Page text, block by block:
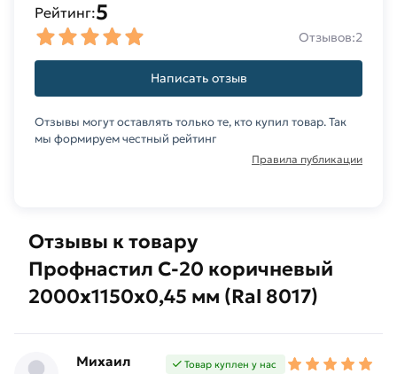
Отзывы к товару
Профнастил С-20 коричневый
2000х1150х0,45 мм (Ral 8017)
Михаил Товар куплен у нас
Рейтинг:5
Отзывов:2
Написать отзыв
Отзывы могут оставлять только те, кто купил товар. Так
мы формируем честный рейтинг
Правила публикации